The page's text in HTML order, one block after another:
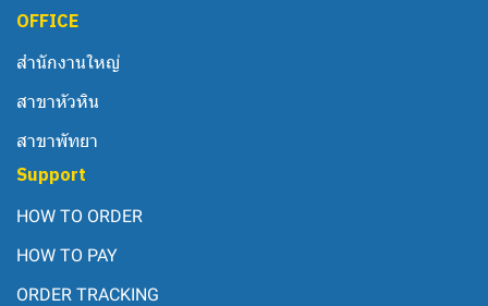
OFFICE
สำนักงานใหญ่
สาขาหัวหิน
สาขาพัทยา
Support
HOW TO ORDER
HOW TO PAY
ORDER TRACKING